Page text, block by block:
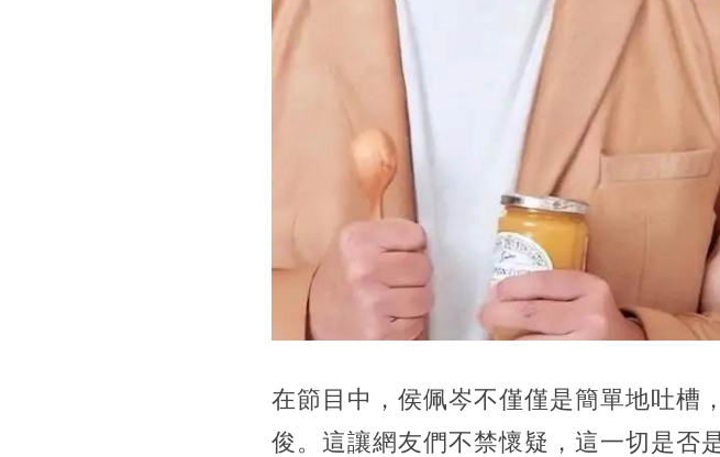
在節目中， 侯佩岑不僅僅是簡單地吐槽
俊。這讓網友們不禁懷疑，這一切是否